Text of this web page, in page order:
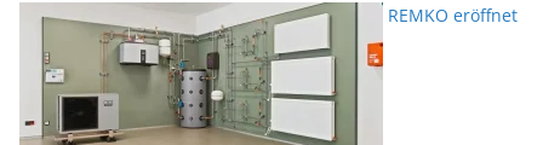
REMKO eröffnet